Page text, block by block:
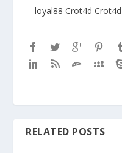
loyal88 Crot4d Crot4d
RELATED POSTS